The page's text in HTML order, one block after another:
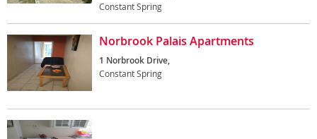
Constant Spring
Norbrook Palais Apartments
1 Norbrook Drive,
Constant Spring